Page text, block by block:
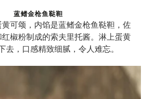
蓝鳍金枪鱼鞑靼
可颂，内馅是蓝鳍金枪鱼鞑靼，佐
红椒粉制成的索夫里托酱。淋上蛋黄
去，口感精致细腻，令人难忘。